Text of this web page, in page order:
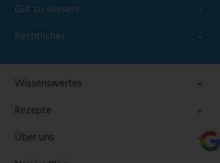
Gut zu wissen!
Rechtliches
Wissenswertes
Rezepte
Über uns